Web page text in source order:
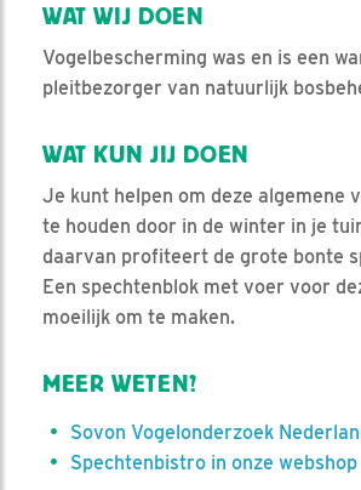
WAT WIJ DOEN
Vogelbescherming was en is een
pleitbezorger van natuurlijk
WAT KUN JIJ DOEN
Je kunt helpen om deze algemene
te houden door in de winter in je
daarvan profiteert de grote bonte
Een spechtenblok met voer voor
moeilijk om te maken.
MEER WETEN?
Sovon Vogelonderzoek
Spechtenbistro in onze webshop